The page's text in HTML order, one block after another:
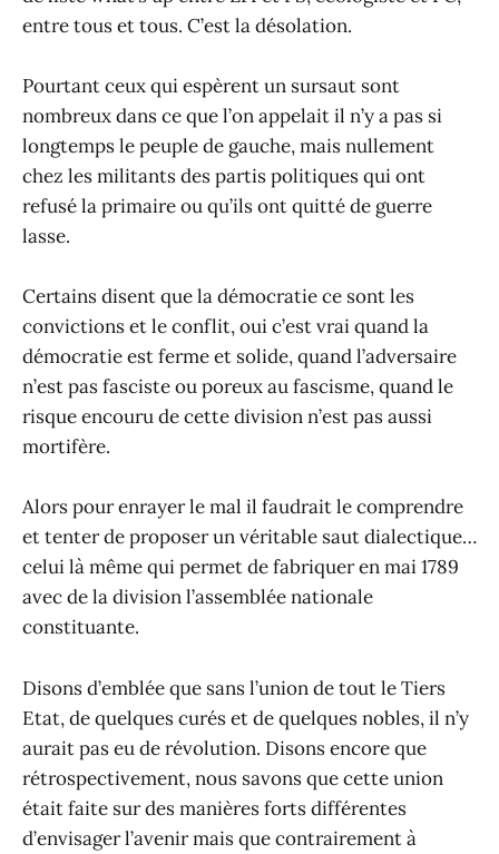
entre tous et tous. C’est la désolation.
Pourtant ceux qui espèrent un sursaut sont
nombreux dans ce que l’on appelait il n’y a pas si
longtemps le peuple de gauche, mais nullement
chez les militants des partis politiques qui ont
refusé la primaire ou qu’ils ont quitté de guerre
lasse.
Certains disent que la démocratie ce sont les
convictions et le conflit, oui c’est vrai quand la
démocratie est ferme et solide, quand l’adversaire
n’est pas fasciste ou poreux au fascisme, quand le
risque encouru de cette division n’est pas aussi
mortifère.
Alors pour enrayer le mal il faudrait le comprendre
et tenter de proposer un véritable saut dialectique…
celui là même qui permet de fabriquer en mai 1789
avec de la division l’assemblée nationale
constituante.
Disons d’emblée que sans l’union de tout le Tiers
Etat, de quelques curés et de quelques nobles, il n’y
aurait pas eu de révolution. Disons encore que
rétrospectivement, nous savons que cette union
était faite sur des manières forts différentes
d’envisager l’avenir mais que contrairement à